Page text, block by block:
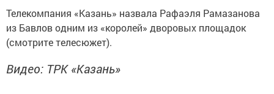
Телекомпания «Казань» назвала Рафаэля Рамазанова
из Бавлов одним из «королей» дворовых площадок
(смотрите телесюжет).
Видео: ТРК «Казань»